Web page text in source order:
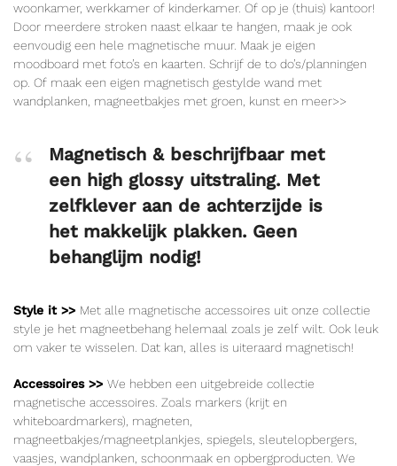
woonkamer, werkkamer of kinderkamer. Of op je (thuis) kantoor!
Door meerdere stroken naast elkaar te hangen, maak je ook
eenvoudig een hele magnetische muur. Maak je eigen
moodboard met foto’s en kaarten. Schrijf de to do’s/planningen
op. Of maak een eigen magnetisch gestylde wand met
wandplanken, magneetbakjes met groen, kunst en meer>>
Magnetisch & beschrijfbaar met
een high glossy uitstraling. Met
zelfklever aan de achterzijde is
het makkelijk plakken. Geen
behanglijm nodig!
Style it >> Met alle magnetische accessoires uit onze collectie
style je het magneetbehang helemaal zoals je zelf wilt. Ook leuk
om vaker te wisselen. Dat kan, alles is uiteraard magnetisch!
Accessoires >> We hebben een uitgebreide collectie
magnetische accessoires. Zoals markers (krijt en
whiteboardmarkers), magneten,
magneetbakjes/magneetplankjes, spiegels, sleutelopbergers,
vaasjes, wandplanken, schoonmaak en opbergproducten. We